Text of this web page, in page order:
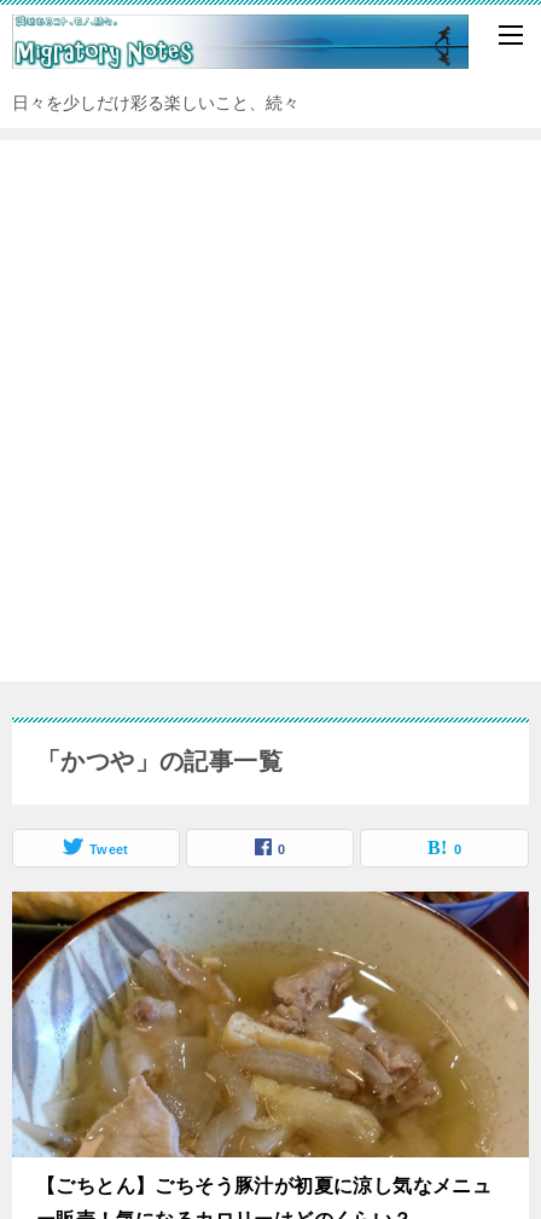
日々を少しだけ彩る楽しいこと、続々
「かつや」の記事一覧
Tweet 0 0
【ごちとん】ごちそう豚汁が初夏に涼し気なメニュ